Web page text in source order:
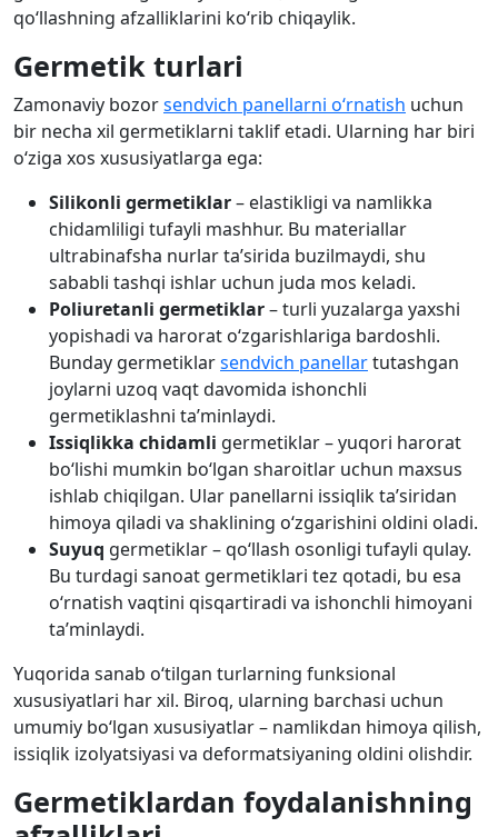
qo‘llashning afzalliklarini ko‘rib chiqaylik.
Germetik turlari
Zamonaviy bozorsendvich panellarni o‘rnatish uchun
bir necha xil germetiklarni taklif etadi. Ularning har biri
o‘ziga xos xususiyatlarga ega:
Silikonli germetiklar– elastikligi va namlikka
chidamliligi tufayli mashhur. Bu materiallar
ultrabinafsha nurlar ta’sirida buzilmaydi, shu
sababli tashqi ishlar uchun juda mos keladi.
Poliuretanli germetiklar– turli yuzalarga yaxshi
yopishadi va harorat o‘zgarishlariga bardoshli.
Bunday germetiklarsendvich panellartutashgan
joylarni uzoq vaqt davomida ishonchli
germetiklashni ta’minlaydi.
Issiqlikka chidamli germetiklar – yuqori harorat
bo‘lishi mumkin bo‘lgan sharoitlar uchun maxsus
ishlab chiqilgan. Ular panellarni issiqlik ta’siridan
himoya qiladi va shaklining o‘zgarishini oldini oladi.
Suyuq germetiklar – qo‘llash osonligi tufayli qulay.
Bu turdagi sanoat germetiklari tez qotadi, bu esa
o‘rnatish vaqtini qisqartiradi va ishonchli himoyani
ta’minlaydi.
Yuqorida sanab o‘tilgan turlarning funksional
xususiyatlari har xil. Biroq, ularning barchasi uchun
umumiy bo‘lgan xususiyatlar – namlikdan himoya qilish,
issiqlik izolyatsiyasi va deformatsiyaning oldini olishdir.
Germetiklardan foydalanishning